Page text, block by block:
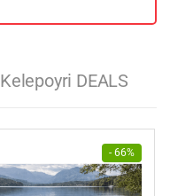
Kelepoyri DEALS
- 66%